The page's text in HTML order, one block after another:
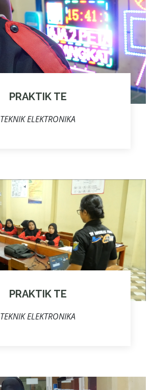
PRAKTIK TE
TEKNIK ELEKTRONIKA
PRAKTIK TE
TEKNIK ELEKTRONIKA